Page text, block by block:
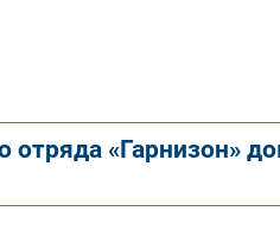
отряда «Гарнизон»